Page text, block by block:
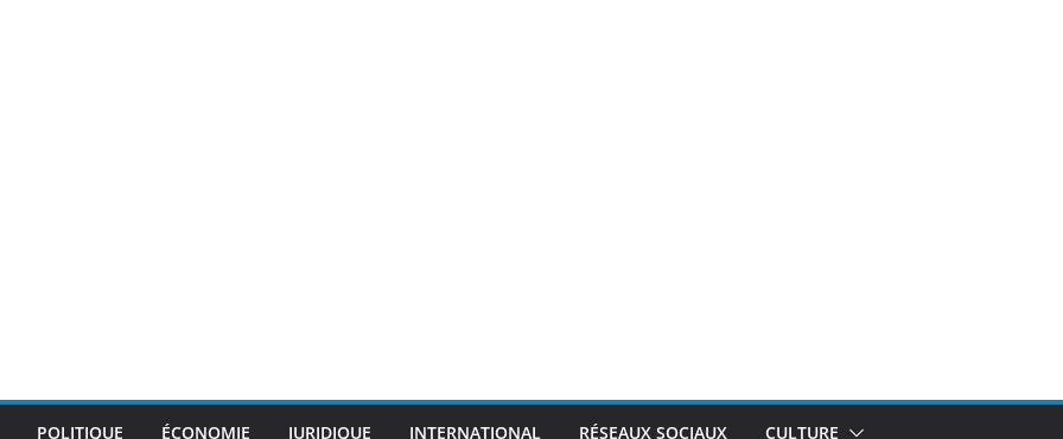
POLITIQUE ÉCONOMIE JURIDIQUE INTERNATIONAL RÉSEAUX SOCIAUX CULTURE